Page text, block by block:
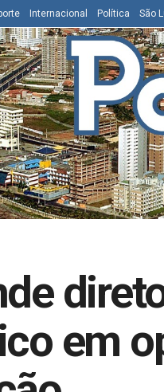
Internacional Política São
em